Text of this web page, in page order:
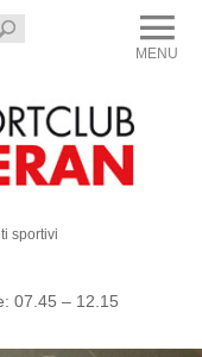
sportivi
07.45 – 12.15
MENU
CLOSE